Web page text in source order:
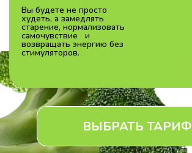
Вы будете не просто
худеть, а замедлять
старение, нормализовать
самочувствие и
возвращать энергию без
стимуляторов.
ВЫБРАТЬ ТАРИФ